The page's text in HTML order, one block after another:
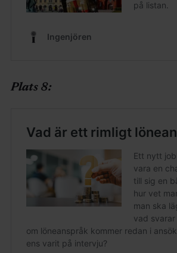
Plats 8: